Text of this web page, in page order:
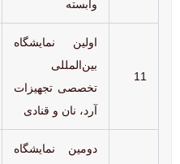
وابسته
11
اولین نمایشگاه
بین‌المللی
تخصصی تجهیزات
آرد، نان و قنادی
دومین نمایشگاه